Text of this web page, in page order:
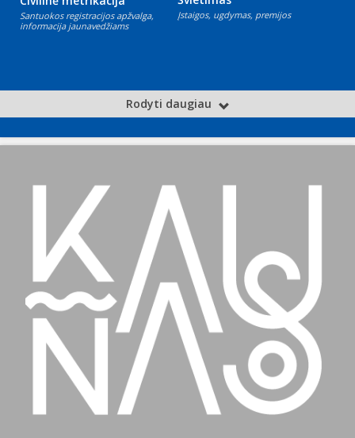
Santuokos registracijos apžvalga,
informacija jaunavedžiams
Įstaigos, ugdymas, premijos
Rodyti daugiau